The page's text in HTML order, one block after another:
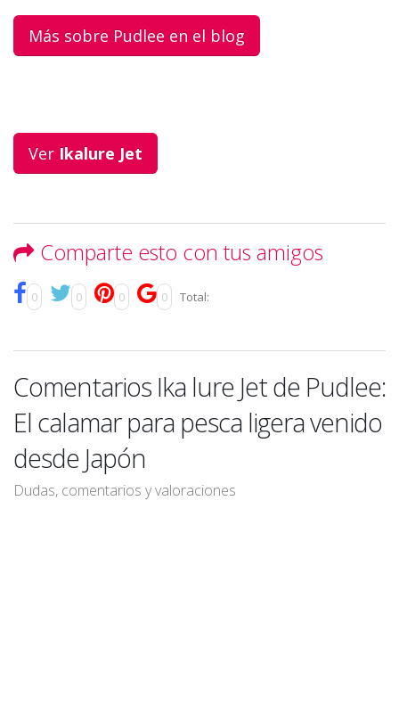
Más sobre Pudlee en el blog
Ver Ikalure Jet
Comparte esto con tus amigos
0 0 0 0 Total:
Comentarios Ika lure Jet de Pudlee:
El calamar para pesca ligera venido
desde Japón
Dudas, comentarios y valoraciones